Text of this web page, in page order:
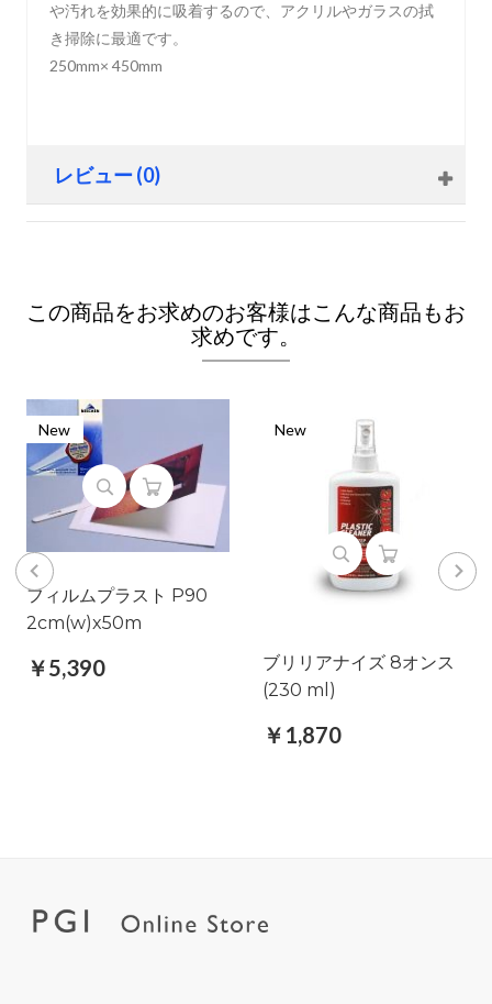
や汚れを効果的に吸着するので、アクリルやガラスの拭
き掃除に最適です。
250mm× 450mm
レビュー (0)
この商品をお求めのお客様はこんな商品もお
求めです。
New
フィルムプラスト P90
2cm(w)x50m
￥5,390
New
ブリリアナイズ 8オンス
(230 ml)
￥1,870